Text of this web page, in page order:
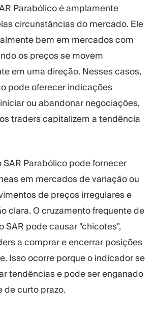
Parabólico é amplamente
circunstâncias do mercado. Ele
bem em mercados com
os preços se movem
em uma direção. Nesses casos,
pode oferecer indicações
ou abandonar negociações,
traders capitalizem a tendência
SAR Parabólico pode fornecer
em mercados de variação ou
de preços irregulares e
clara. O cruzamento frequente de
SAR pode causar "chicotes",
a comprar e encerrar posições
Isso ocorre porque o indicador se
tendências e pode ser enganado
de curto prazo.